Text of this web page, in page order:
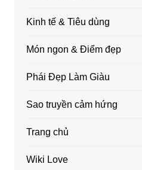
Kinh tế & Tiêu dùng
Món ngon & Điểm đẹp
Phái Đẹp Làm Giàu
Sao truyền cảm hứng
Trang chủ
Wiki Love